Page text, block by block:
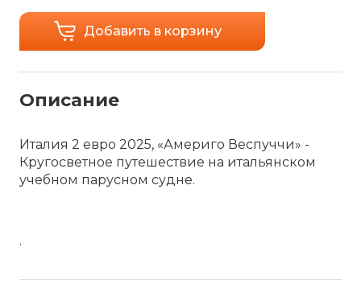
Добавить в корзину
Описание
Италия 2 евро 2025, «Америго Веспуччи» -
Кругосветное путешествие на итальянском
учебном парусном судне.
.